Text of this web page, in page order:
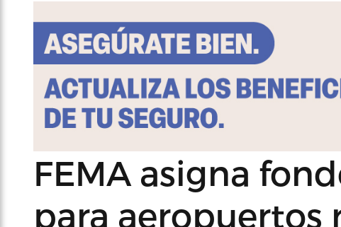
FEMA asigna
para aeropuertos